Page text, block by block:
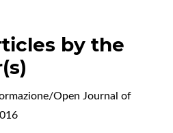
by the
Open Journal of